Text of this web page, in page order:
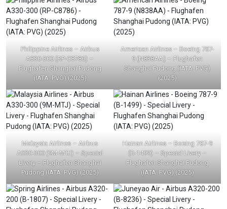
Philippine Airlines – Airbus
A330-300 (RP-C8786) –
Flughafen Shanghai Pudong
(IATA: PVG) (2025)
American Airlines – Boeing 787-
9 (N838AA) – Flughafen
Shanghai Pudong (IATA: PVG)
(2025)
Malaysia Airlines – Airbus
A330-300 (9M-MTJ) – Special
Livery – Flughafen Shanghai
Pudong (IATA: PVG) (2025)
Hainan Airlines – Boeing 787-9
(B-1499) – Special Livery –
Flughafen Shanghai Pudong
(IATA: PVG) (2025)